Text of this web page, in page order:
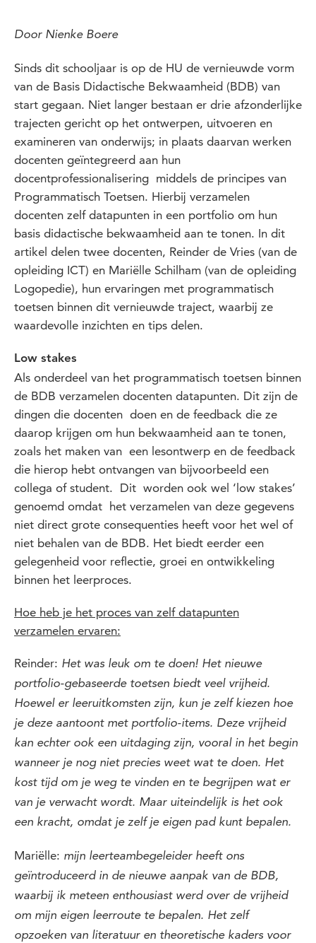
Door Nienke Boere
Sinds dit schooljaar is op de HU de vernieuwde vorm
van de Basis Didactische Bekwaamheid (BDB) van
start gegaan. Niet langer bestaan er drie afzonderlijke
trajecten gericht op het ontwerpen, uitvoeren en
examineren van onderwijs; in plaats daarvan werken
docenten geïntegreerd aan hun
docentprofessionalisering middels de principes van
Programmatisch Toetsen. Hierbij verzamelen
docenten zelf datapunten in een portfolio om hun
basis didactische bekwaamheid aan te tonen. In dit
artikel delen twee docenten, Reinder de Vries (van de
opleiding ICT) en Mariëlle Schilham (van de opleiding
Logopedie), hun ervaringen met programmatisch
toetsen binnen dit vernieuwde traject, waarbij ze
waardevolle inzichten en tips delen.
Low stakes
Als onderdeel van het programmatisch toetsen binnen
de BDB verzamelen docenten datapunten. Dit zijn de
dingen die docenten doen en de feedback die ze
daarop krijgen om hun bekwaamheid aan te tonen,
zoals het maken van een lesontwerp en de feedback
die hierop hebt ontvangen van bijvoorbeeld een
collega of student. Dit worden ook wel ‘low stakes’
genoemd omdat het verzamelen van deze gegevens
niet direct grote consequenties heeft voor het wel of
niet behalen van de BDB. Het biedt eerder een
gelegenheid voor reflectie, groei en ontwikkeling
binnen het leerproces.
Hoe heb je het proces van zelf datapunten
verzamelen ervaren:
Reinder: Het was leuk om te doen! Het nieuwe
portfolio-gebaseerde toetsen biedt veel vrijheid.
Hoewel er leeruitkomsten zijn, kun je zelf kiezen hoe
je deze aantoont met portfolio-items. Deze vrijheid
kan echter ook een uitdaging zijn, vooral in het begin
wanneer je nog niet precies weet wat te doen. Het
kost tijd om je weg te vinden en te begrijpen wat er
van je verwacht wordt. Maar uiteindelijk is het ook
een kracht, omdat je zelf je eigen pad kunt bepalen.
Mariëlle: mijn leerteambegeleider heeft ons
geïntroduceerd in de nieuwe aanpak van de BDB,
waarbij ik meteen enthousiast werd over de vrijheid
om mijn eigen leerroute te bepalen. Het zelf
opzoeken van literatuur en theoretische kaders voor